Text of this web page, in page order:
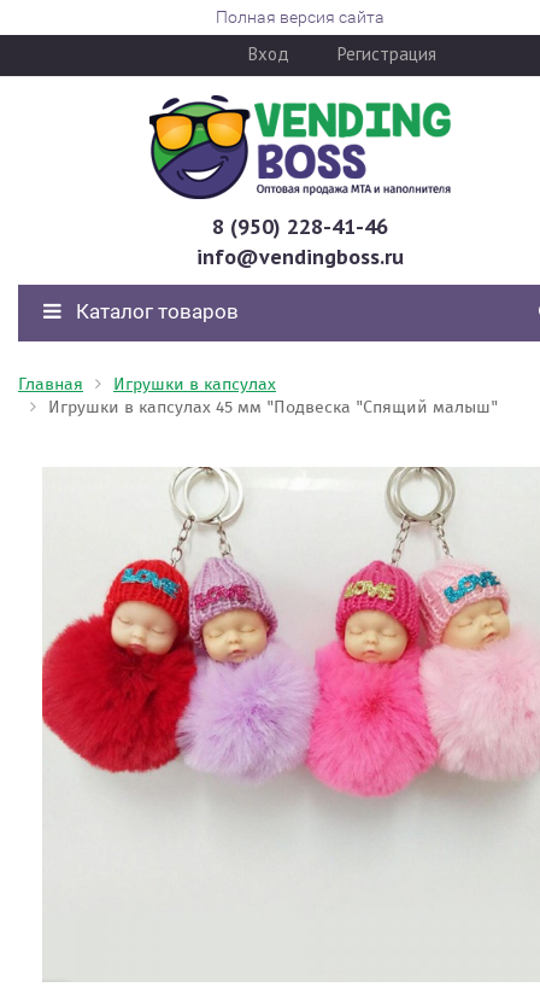
Полная версия сайта
Вход Регистрация
8 (950) 228-41-46
info@vendingboss.ru
Каталог товаров
Главная
Игрушки в капсулах
Игрушки в капсулах 45 мм "Подвеска "Спящий малыш"